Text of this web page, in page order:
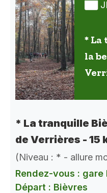
* La
la
* La tranquille
de Verrières - 15
(Niveau : * - allure
Rendez-vous :
Départ : Bièvres